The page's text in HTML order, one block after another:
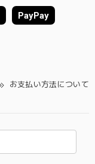
PayPay
お支払い方法について